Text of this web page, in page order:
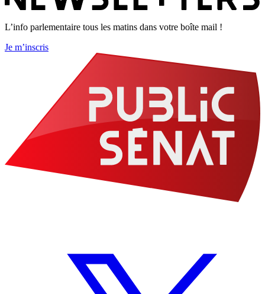
L’info parlementaire tous les matins dans votre boîte mail !
Je m’inscris